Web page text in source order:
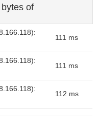
of
111 ms
111 ms
112 ms